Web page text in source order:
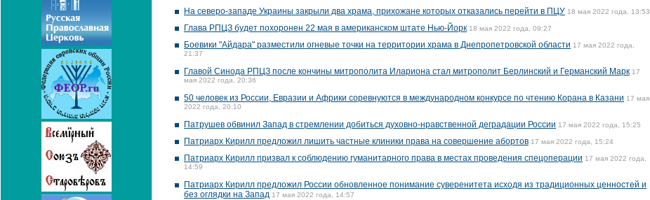
На северо-западе Украины закрыли два храма, прихожане которых отказались перейти в ПЦУ 18 мая 2022 года, 13:53
Глава РПЦЗ будет похоронен 22 мая в американском штате Нью-Йорк 18 мая 2022 года, 09:27
Боевики "Айдара" разместили огневые точки на территории храма в Днепропетровской области 17 мая 2022 года,
21:37
Главой Синода РПЦЗ после кончины митрополита Илариона стал митрополит Берлинский и Германский Марк 17
мая 2022 года, 20:36
50 человек из России, Евразии и Африки соревнуются в международном конкурсе по чтению Корана в Казани 17 мая
2022 года, 20:10
Патрушев обвинил Запад в стремлении добиться духовно-нравственной деградации России 17 мая 2022 года, 15:25
Патриарх Кирилл предложил лишить частные клиники права на совершение абортов 17 мая 2022 года, 15:24
Патриарх Кирилл призвал к соблюдению гуманитарного права в местах проведения спецоперации 17 мая 2022 года,
14:59
Патриарх Кирилл предложил России обновленное понимание суверенитета исходя из традиционных ценностей и
без оглядки на Запад 17 мая 2022 года, 14:57